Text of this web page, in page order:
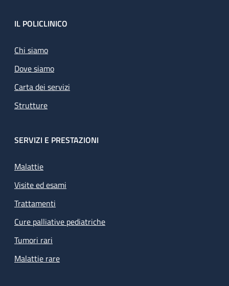
Footer
IL POLICLINICO
Chi siamo
Dove siamo
Carta dei servizi
Strutture
SERVIZI E PRESTAZIONI
Malattie
Visite ed esami
Trattamenti
Cure palliative pediatriche
Tumori rari
Malattie rare